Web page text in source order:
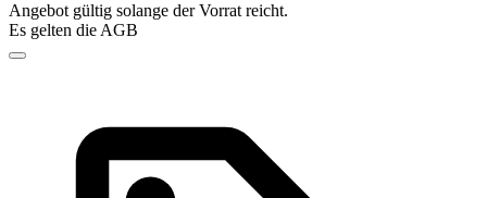
Angebot gültig solange der Vorrat reicht.
Es gelten die AGB